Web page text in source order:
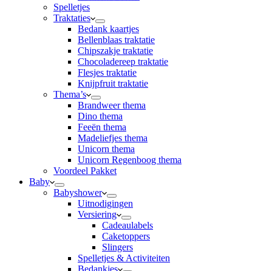
Spelletjes
Traktaties
Bedank kaartjes
Bellenblaas traktatie
Chipszakje traktatie
Chocoladereep traktatie
Flesjes traktatie
Knijpfruit traktatie
Thema’s
Brandweer thema
Dino thema
Feeën thema
Madeliefjes thema
Unicorn thema
Unicorn Regenboog thema
Voordeel Pakket
Baby
Babyshower
Uitnodigingen
Versiering
Cadeaulabels
Caketoppers
Slingers
Spelletjes & Activiteiten
Bedankjes